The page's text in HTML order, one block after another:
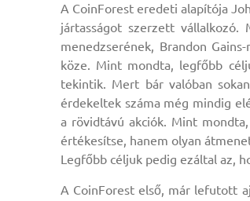
A CoinForest eredeti alapítója
jártasságot szerzett vállalkozó.
menedzserének, Brandon
köze. Mint mondta, legfőbb
tekintik. Mert bár valóban
érdekeltek száma még mindig
a rövidtávú akciók. Mint
értékesítse, hanem olyan
Legfőbb céljuk pedig ezáltal az,
A CoinForest első, már lefutott